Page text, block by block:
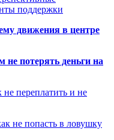
поддержки
движения в центре
потерять деньги на
переплатить и не
не попасть в ловушку